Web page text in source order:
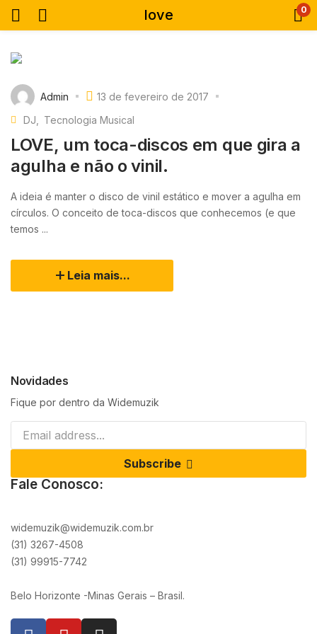
love 0
Admin
13 de fevereiro de 2017
DJ
Tecnologia Musical
LOVE, um toca-discos em que gira a
agulha e não o vinil.
A ideia é manter o disco de vinil estático e mover a agulha em
círculos. O conceito de toca-discos que conhecemos (e que
temos ...
Leia mais...
Novidades
Fique por dentro da Widemuzik
Subscribe
Fale Conosco:
widemuzik@widemuzik.com.br
(31) 3267-4508
(31) 99915-7742
Belo Horizonte -Minas Gerais – Brasil.